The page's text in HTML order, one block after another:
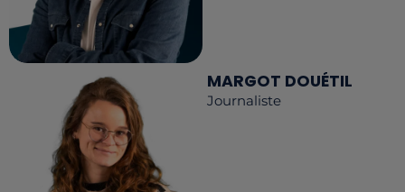
MARGOT DOUÉTIL
Journaliste